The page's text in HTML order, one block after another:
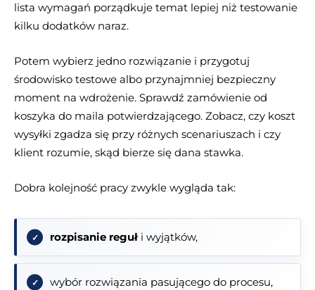
lista wymagań porządkuje temat lepiej niż testowanie
kilku dodatków naraz.
Potem wybierz jedno rozwiązanie i przygotuj
środowisko testowe albo przynajmniej bezpieczny
moment na wdrożenie. Sprawdź zamówienie od
koszyka do maila potwierdzającego. Zobacz, czy koszt
wysyłki zgadza się przy różnych scenariuszach i czy
klient rozumie, skąd bierze się dana stawka.
Dobra kolejność pracy zwykle wygląda tak:
rozpisanie reguł i wyjątków,
wybór rozwiązania pasującego do procesu,